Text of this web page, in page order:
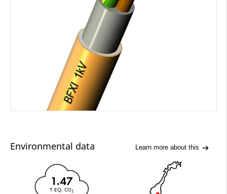
Environmental data Learn more about this
1.47
T EQ. CO2